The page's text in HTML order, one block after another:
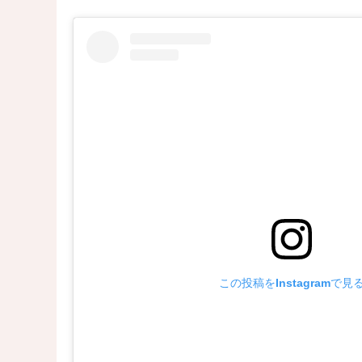
この投稿をInstagramで見